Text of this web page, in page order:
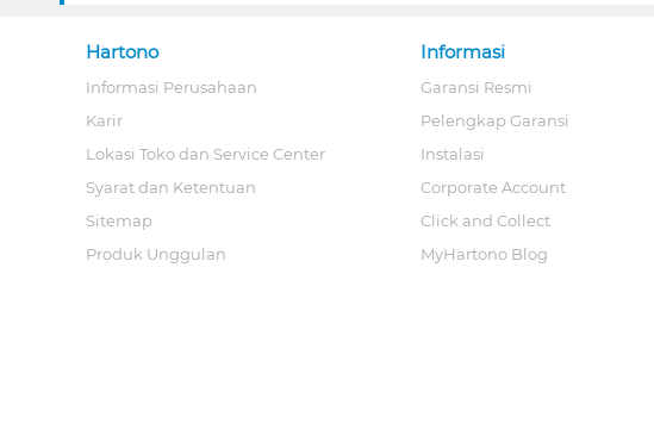
Hartono
Informasi Perusahaan
Karir
Lokasi Toko dan Service Center
Syarat dan Ketentuan
Sitemap
Produk Unggulan
Informasi
Garansi Resmi
Pelengkap Garansi
Instalasi
Corporate Account
Click and Collect
MyHartono Blog